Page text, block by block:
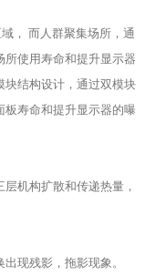
， 而人群聚集场所，通
使用寿命和提升显示器
块结构设计，通过双模块
寿命和提升显示器的曝
机构扩散和传递热量，
现残影，拖影现象。